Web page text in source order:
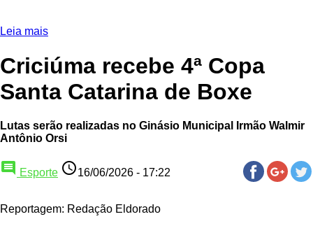
Leia mais
Criciúma recebe 4ª Copa
Santa Catarina de Boxe
Lutas serão realizadas no Ginásio Municipal Irmão Walmir
Antônio Orsi
comment Esporte access_time16/06/2026 - 17:22
Reportagem: Redação Eldorado